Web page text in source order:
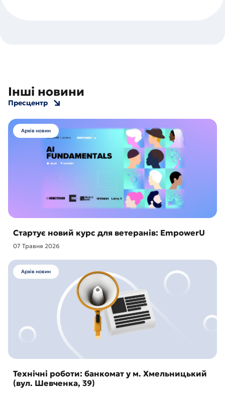
Інші новини
Пресцентр
Архів новин
Стартує новий курс для ветеранів: EmpowerU
07 Травня 2026
Архів новин
Технічні роботи: банкомат у м. Хмельницький
(вул. Шевченка, 39)